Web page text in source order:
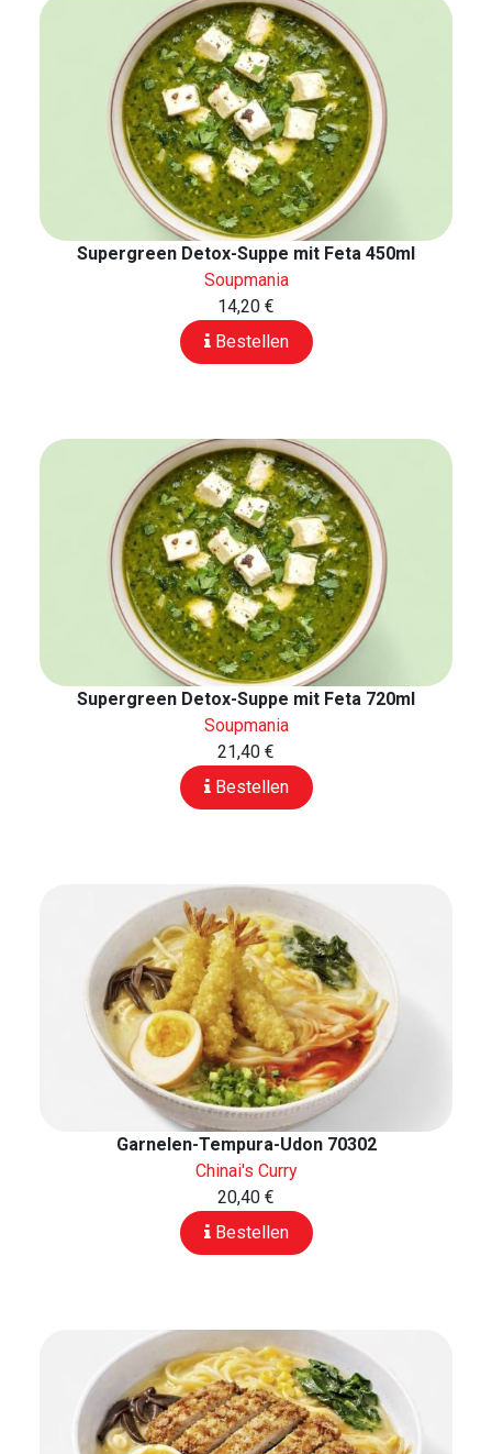
Supergreen Detox-Suppe mit Feta 450ml
Soupmania
14,20 €
Bestellen
Supergreen Detox-Suppe mit Feta 720ml
Soupmania
21,40 €
Bestellen
Garnelen-Tempura-Udon 70302
Chinai's Curry
20,40 €
Bestellen